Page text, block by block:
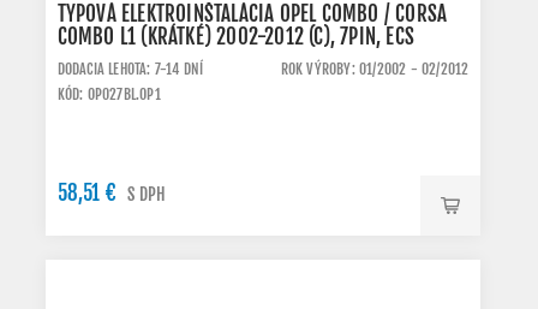
TYPOVÁ ELEKTROINŠTALÁCIA OPEL COMBO / CORSA
COMBO L1 (KRÁTKÉ) 2002-2012 (C), 7PIN, ECS
DODACIA LEHOTA: 7-14 DNÍ
ROK VÝROBY: 01/2002 - 02/2012
KÓD: OP027BL.OP1
58,51 € S DPH